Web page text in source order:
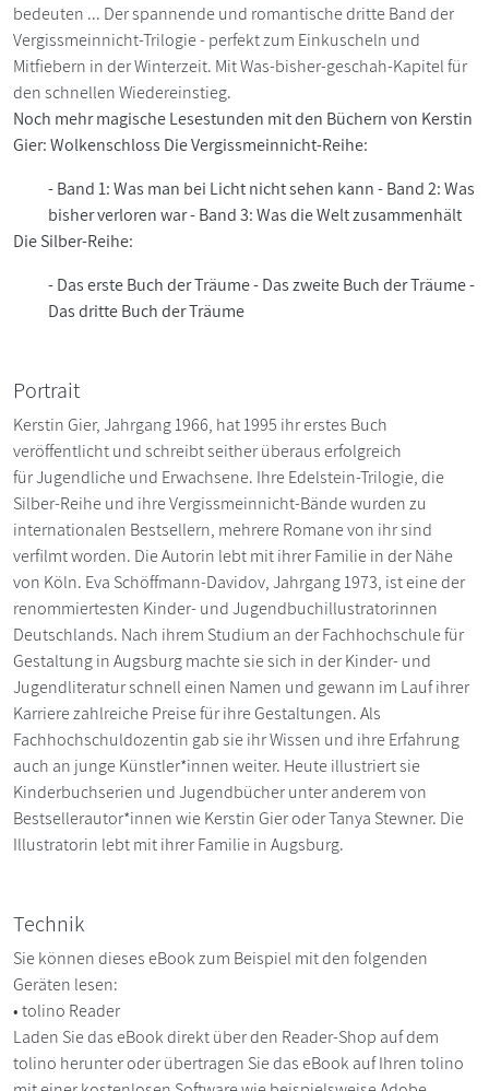
bedeuten ... Der spannende und romantische dritte Band der
Vergissmeinnicht-Trilogie - perfekt zum Einkuscheln und
Mitfiebern in der Winterzeit. Mit Was-bisher-geschah-Kapitel für
den schnellen Wiedereinstieg.
Noch mehr magische Lesestunden mit den Büchern von Kerstin
Gier: Wolkenschloss Die Vergissmeinnicht-Reihe:
- Band 1: Was man bei Licht nicht sehen kann - Band 2: Was
bisher verloren war - Band 3: Was die Welt zusammenhält
Die Silber-Reihe:
- Das erste Buch der Träume - Das zweite Buch der Träume -
Das dritte Buch der Träume
Portrait
Kerstin Gier, Jahrgang 1966, hat 1995 ihr erstes Buch
veröffentlicht und schreibt seither überaus erfolgreich
für Jugendliche und Erwachsene. Ihre Edelstein-Trilogie, die
Silber-Reihe und ihre Vergissmeinnicht-Bände wurden zu
internationalen Bestsellern, mehrere Romane von ihr sind
verfilmt worden. Die Autorin lebt mit ihrer Familie in der Nähe
von Köln. Eva Schöffmann-Davidov, Jahrgang 1973, ist eine der
renommiertesten Kinder- und Jugendbuchillustratorinnen
Deutschlands. Nach ihrem Studium an der Fachhochschule für
Gestaltung in Augsburg machte sie sich in der Kinder- und
Jugendliteratur schnell einen Namen und gewann im Lauf ihrer
Karriere zahlreiche Preise für ihre Gestaltungen. Als
Fachhochschuldozentin gab sie ihr Wissen und ihre Erfahrung
auch an junge Künstler*innen weiter. Heute illustriert sie
Kinderbuchserien und Jugendbücher unter anderem von
Bestsellerautor*innen wie Kerstin Gier oder Tanya Stewner. Die
Illustratorin lebt mit ihrer Familie in Augsburg.
Technik
Sie können dieses eBook zum Beispiel mit den folgenden
Geräten lesen:
• tolino Reader
Laden Sie das eBook direkt über den Reader-Shop auf dem
tolino herunter oder übertragen Sie das eBook auf Ihren tolino